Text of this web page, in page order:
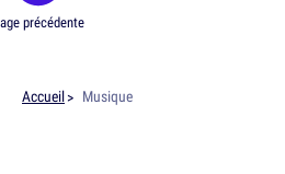
précédente
Accueil Musique